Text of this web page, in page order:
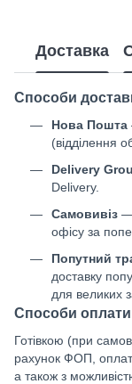
Доставка
Способи
Нова Пошта
(відділення
Delivery
Delivery.
Самовивіз —
офісу за
Попутний
доставку
для великих
Способи
Готівкою (при
рахунок ФОП,
а також з